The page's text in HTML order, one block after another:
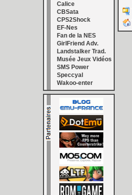
Calice
CBSata
CPS2Shock
EF-Nes
Fan de la NES
GirlFriend Adv.
Landstalker Trad.
Musée Jeux Vidéos
SMS Power
Speccyal
Wakoo-enter